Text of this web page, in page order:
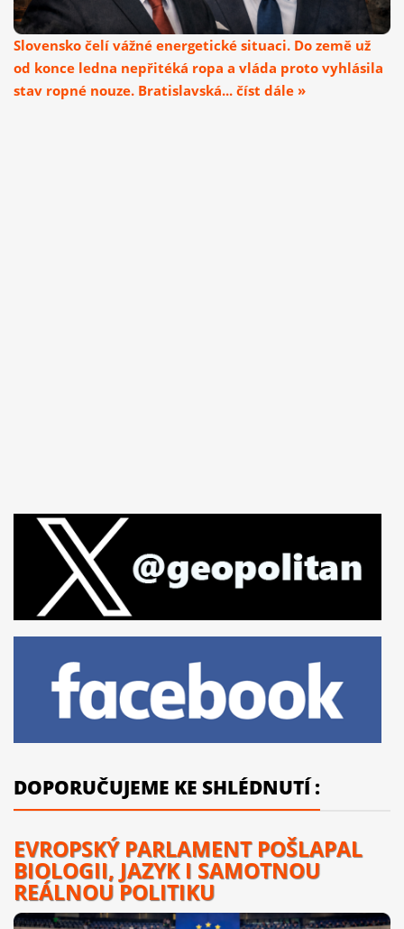
Slovensko čelí vážné energetické situaci. Do země už
od konce ledna nepřitéká ropa a vláda proto vyhlásila
stav ropné nouze. Bratislavská... číst dále »
DOPORUČUJEME KE SHLÉDNUTÍ :
EVROPSKÝ PARLAMENT POŠLAPAL
BIOLOGII, JAZYK I SAMOTNOU
REÁLNOU POLITIKU